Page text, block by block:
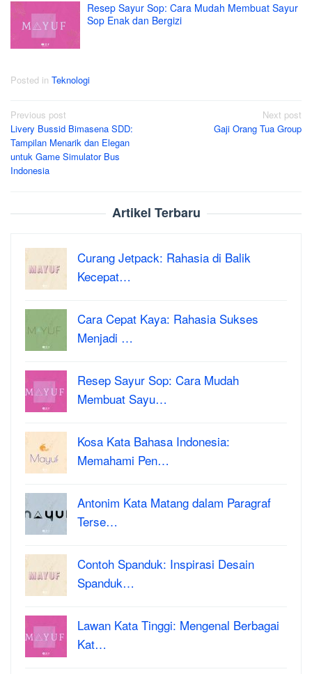
Resep Sayur Sop: Cara Mudah Membuat Sayur
Sop Enak dan Bergizi
Posted in Teknologi
Post
navigation
Previous post
Livery Bussid Bimasena SDD:
Tampilan Menarik dan Elegan
untuk Game Simulator Bus
Indonesia
Next post
Gaji Orang Tua Group
Artikel Terbaru
Curang Jetpack: Rahasia di Balik
Kecepat…
Cara Cepat Kaya: Rahasia Sukses
Menjadi …
Resep Sayur Sop: Cara Mudah
Membuat Sayu…
Kosa Kata Bahasa Indonesia:
Memahami Pen…
Antonim Kata Matang dalam Paragraf
Terse…
Contoh Spanduk: Inspirasi Desain
Spanduk…
Lawan Kata Tinggi: Mengenal Berbagai
Kat…